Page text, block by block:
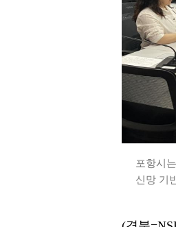
포항시
신망 기